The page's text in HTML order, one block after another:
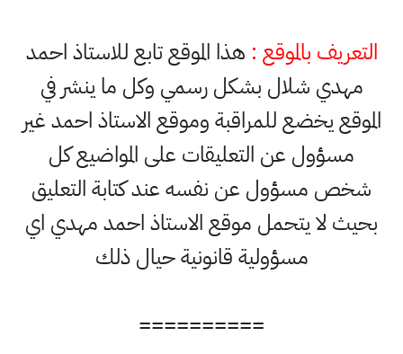
التعريف بالموقع : هذا الموقع تابع للاستاذ احمد
مهدي شلال بشكل رسمي وكل ما ينشر في
الموقع يخضع للمراقبة وموقع الاستاذ احمد غير
مسؤول عن التعليقات على المواضيع كل
شخص مسؤول عن نفسه عند كتابة التعليق
بحيث لا يتحمل موقع الاستاذ احمد مهدي اي
مسؤولية قانونية حيال ذلك
==========